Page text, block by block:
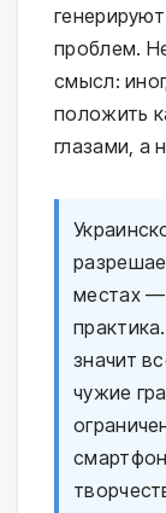
проблем.
смысл:
положить
глазами, а
местах —
значит
чужие